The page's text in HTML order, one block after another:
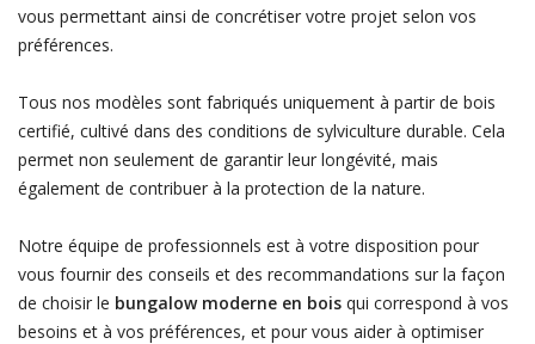
vous permettant ainsi de concrétiser votre projet selon vos
préférences.
Tous nos modèles sont fabriqués uniquement à partir de bois
certifié, cultivé dans des conditions de sylviculture durable. Cela
permet non seulement de garantir leur longévité, mais
également de contribuer à la protection de la nature.
Notre équipe de professionnels est à votre disposition pour
vous fournir des conseils et des recommandations sur la façon
de choisir le bungalow moderne en boisqui correspond à vos
besoins et à vos préférences, et pour vous aider à optimiser